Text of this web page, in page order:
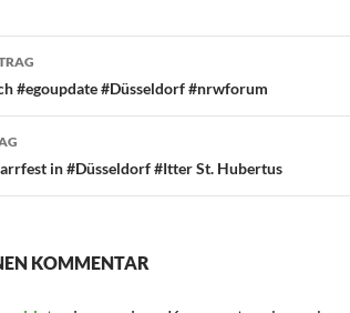
#egoupdate #Düsseldorf #nrwforum
in #Düsseldorf #Itter St. Hubertus
KOMMENTAR